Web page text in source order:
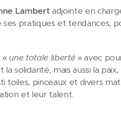
Lambert adjointe en
pratiques et tendances,
« une totale liberté» avec
solidarité, mais aussi la
toiles, pinceaux et divers
et leur talent.